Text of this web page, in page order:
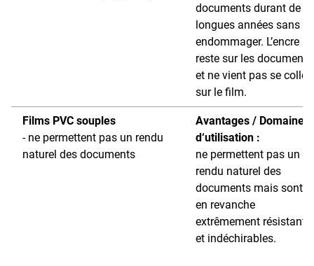
documents durant de
longues années sans
endommager. L’encre
reste sur les documents
et ne vient pas se coller
sur le film.
Films PVC souples
- ne permettent pas un rendu
naturel des documents
Avantages / Domaines
d‘utilisation :
ne permettent pas un
rendu naturel des
documents mais sont
en revanche
extrêmement
et indéchirables.